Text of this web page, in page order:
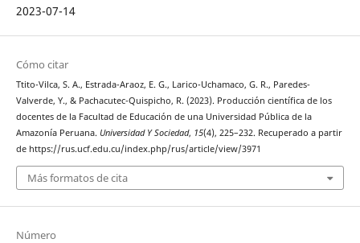
2023-07-14
Cómo citar
Ttito-Vilca, S. A., Estrada-Araoz, E. G., Larico-Uchamaco, G. R., Paredes-
Valverde, Y., & Pachacutec-Quispicho, R. (2023). Producción científica de los
docentes de la Facultad de Educación de una Universidad Pública de la
Amazonía Peruana. Universidad Y Sociedad, 15(4), 225–232. Recuperado a partir
de https://rus.ucf.edu.cu/index.php/rus/article/view/3971
Más formatos de cita
Número